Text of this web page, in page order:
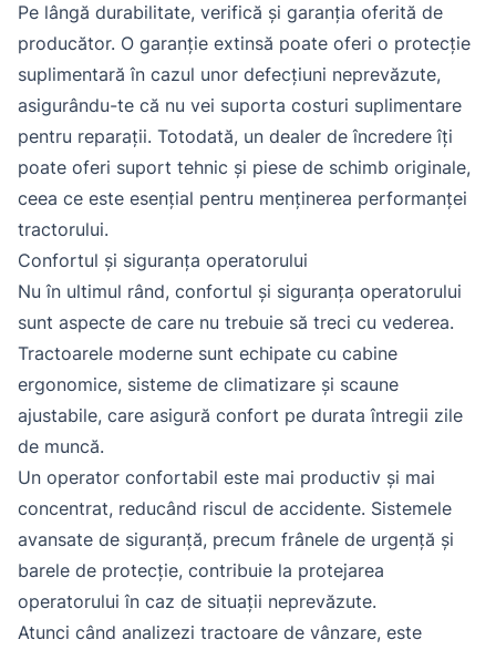
Pe lângă durabilitate, verifică și garanția oferită de
producător. O garanție extinsă poate oferi o protecție
suplimentară în cazul unor defecțiuni neprevăzute,
asigurându-te că nu vei suporta costuri suplimentare
pentru reparații. Totodată, un dealer de încredere îți
poate oferi suport tehnic și piese de schimb originale,
ceea ce este esențial pentru menținerea performanței
tractorului.
Confortul și siguranța operatorului
Nu în ultimul rând, confortul și siguranța operatorului
sunt aspecte de care nu trebuie să treci cu vederea.
Tractoarele moderne sunt echipate cu cabine
ergonomice, sisteme de climatizare și scaune
ajustabile, care asigură confort pe durata întregii zile
de muncă.
Un operator confortabil este mai productiv și mai
concentrat, reducând riscul de accidente. Sistemele
avansate de siguranță, precum frânele de urgență și
barele de protecție, contribuie la protejarea
operatorului în caz de situații neprevăzute.
Atunci când analizezi tractoare de vânzare, este